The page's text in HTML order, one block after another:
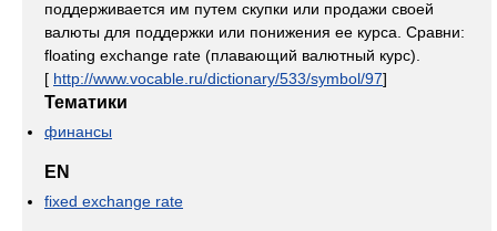
поддерживается им путем скупки или продажи своей
валюты для поддержки или понижения ее курса. Сравни:
floating exchange rate (плавающий валютный курс).
[ http://www.vocable.ru/dictionary/533/symbol/97]
Тематики
финансы
EN
fixed exchange rate